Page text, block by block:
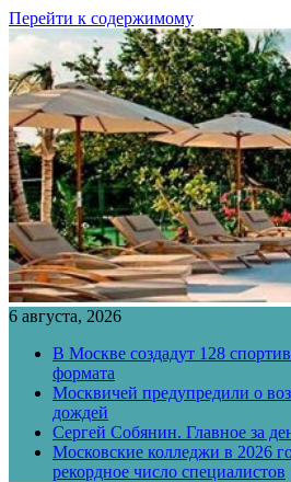
Перейти к содержимому
6 августа, 2026
В Москве создадут 128
формата
Москвичей предупредили о
дождей
Сергей Собянин. Главное за
Московские колледжи в 2026
рекордное число специалистов